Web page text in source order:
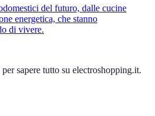
del futuro, dalle cucine
energetica, che stanno
di vivere.
sapere tutto su electroshopping.it.